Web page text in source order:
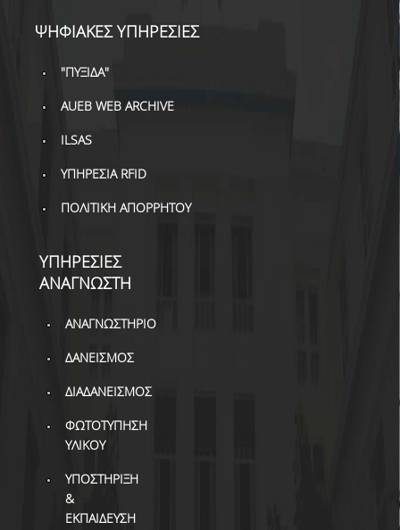
ΨΗΦΙΑΚΕΣ ΥΠΗΡΕΣΙΕΣ
"ΠΥΞΙΔΑ"
AUEB WEB ARCHIVE
ILSAS
ΥΠΗΡΕΣΙΑ RFID
ΠΟΛΙΤΙΚΗ ΑΠΟΡΡΗΤΟΥ
ΥΠΗΡΕΣΙΕΣ
ΑΝΑΓΝΩΣΤΗ
ΑΝΑΓΝΩΣΤΗΡΙΟ
ΔΑΝΕΙΣΜΟΣ
ΔΙΑΔΑΝΕΙΣΜΟΣ
ΦΩΤΟΤΥΠΗΣΗ
ΥΛΙΚΟΥ
ΥΠΟΣΤΗΡΙΞΗ
&
ΕΚΠΑΙΔΕΥΣΗ